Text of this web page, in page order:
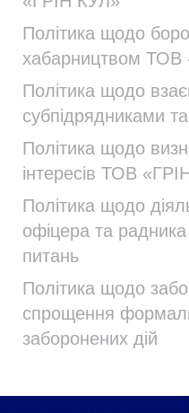
Політика щодо
хабарництвом ТОВ
Політика щодо
субпідрядниками
Політика щодо
інтересів ТОВ
Політика щодо
офіцера та
питань
Політика щодо
спрощення
заборонених дій